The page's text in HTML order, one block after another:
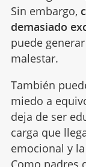
Sin embargo,
demasiado
puede
malestar.
También
miedo a
deja de ser
carga que
emocional y la
Como padres